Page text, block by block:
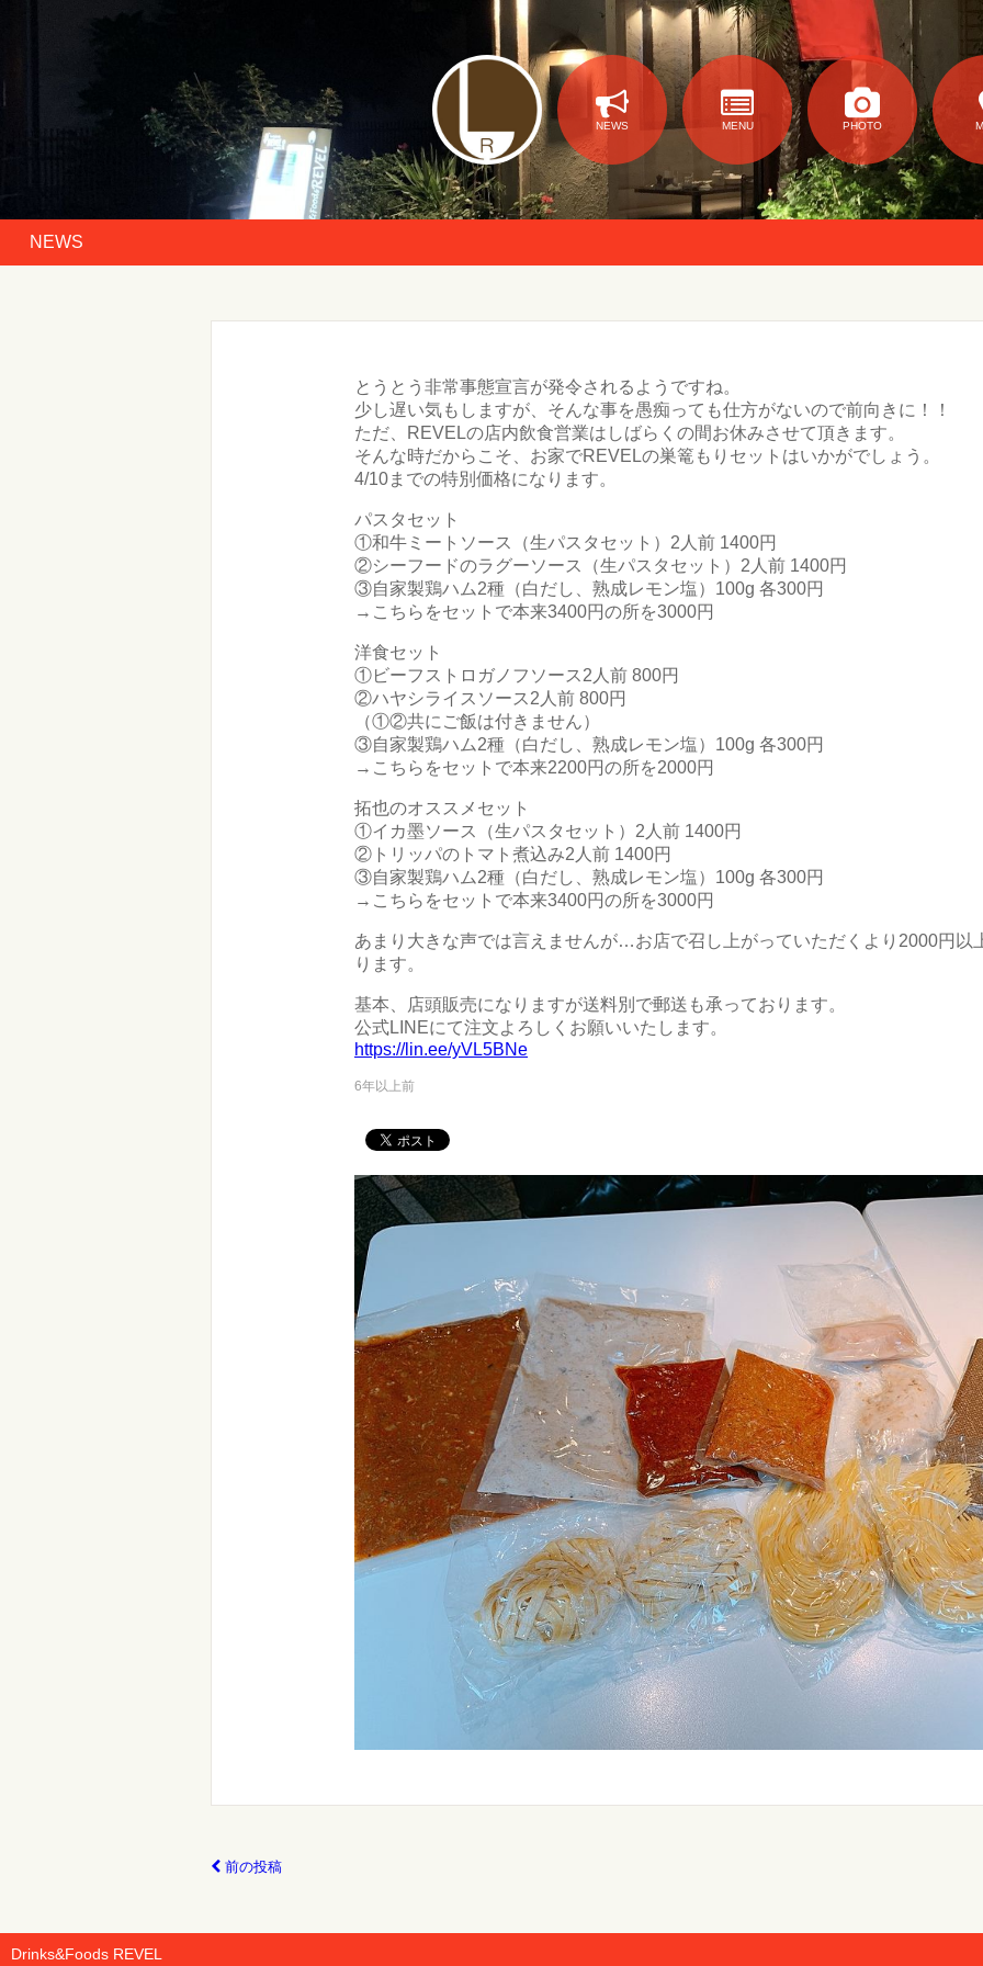
NEWS MENU PHOTO
NEWS
とうとう非常事態宣言が発令されるようですね。
少し遅い気もしますが、そんな事を愚痴っても仕方がないので前向きに！！
ただ、REVELの店内飲食営業はしばらくの間お休みさせて頂きます。
そんな時だからこそ、お家でREVELの巣篭もりセットはいかがでしょう。
4/10までの特別価格になります。
パスタセット
①和牛ミートソース（生パスタセット）2人前 1400円
②シーフードのラグーソース（生パスタセット）2人前 1400円
③自家製鶏ハム2種（白だし、熟成レモン塩）100g 各300円
→こちらをセットで本来3400円の所を3000円
洋食セット
①ビーフストロガノフソース2人前 800円
②ハヤシライスソース2人前 800円
（①②共にご飯は付きません）
③自家製鶏ハム2種（白だし、熟成レモン塩）100g 各300円
→こちらをセットで本来2200円の所を2000円
拓也のオススメセット
①イカ墨ソース（生パスタセット）2人前 1400円
②トリッパのトマト煮込み2人前 1400円
③自家製鶏ハム2種（白だし、熟成レモン塩）100g 各300円
→こちらをセットで本来3400円の所を3000円
あまり大きな声では言えませんが…お店で召し上がっていただくより2000円以
ります。
基本、店頭販売になりますが送料別で郵送も承っております。
公式LINEにて注文よろしくお願いいたします。
https://lin.ee/yVL5BNe
6年以上前
前の投稿
Drinks&Foods REVEL